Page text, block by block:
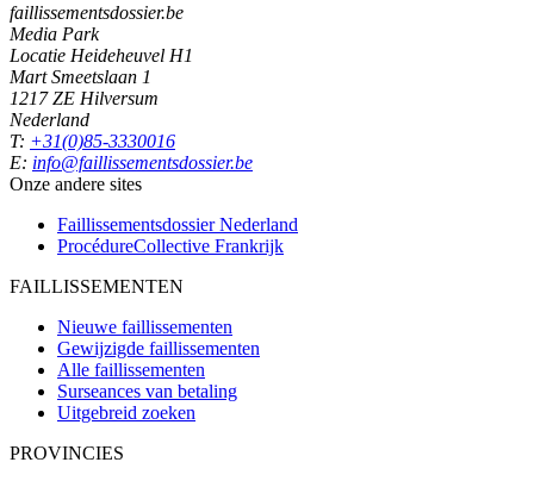
faillissementsdossier.be
Media Park
Locatie Heideheuvel H1
Mart Smeetslaan 1
1217 ZE Hilversum
Nederland
T: +31(0)85-3330016
E: info@faillissementsdossier.be
Onze andere sites
Faillissementsdossier Nederland
ProcédureCollective Frankrijk
FAILLISSEMENTEN
Nieuwe faillissementen
Gewijzigde faillissementen
Alle faillissementen
Surseances van betaling
Uitgebreid zoeken
PROVINCIES